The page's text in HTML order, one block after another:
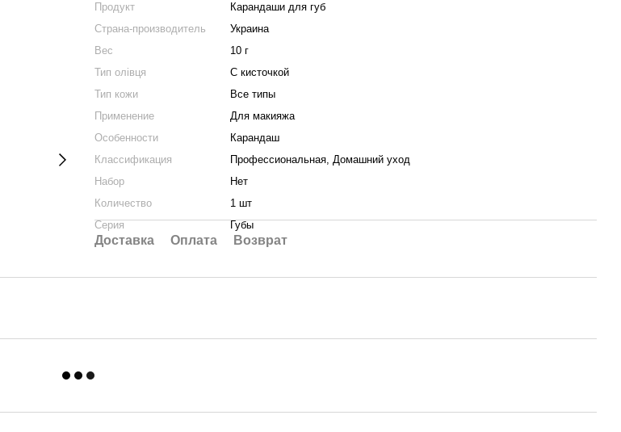
Продукт
Карандаши для губ
Страна-производитель
Украина
Вес
10 г
Тип олівця
С кисточкой
Тип кожи
Все типы
Применение
Для макияжа
Особенности
Карандаш
Классификация
Профессиональная, Домашний уход
Набор
Нет
Количество
1 шт
Серия
Губы
Доставка Оплата Возврат